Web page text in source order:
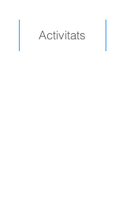
Activitats